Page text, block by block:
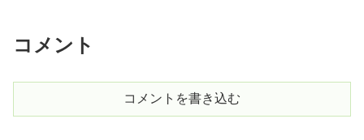
コメント
コメントを書き込む